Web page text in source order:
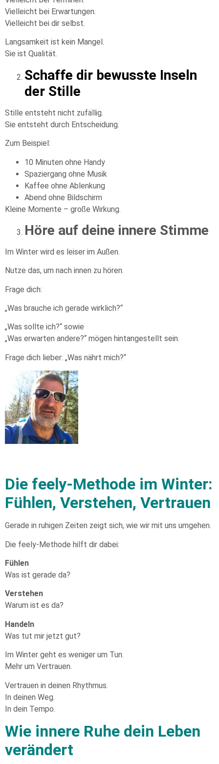
Vielleicht bei Erwartungen.
Vielleicht bei dir selbst.
Langsamkeit ist kein Mangel.
Sie ist Qualität.
Schaffe dir bewusste Inseln
der Stille
Stille entsteht nicht zufällig.
Sie entsteht durch Entscheidung.
Zum Beispiel:
10 Minuten ohne Handy
Spaziergang ohne Musik
Kaffee ohne Ablenkung
Abend ohne Bildschirm
Kleine Momente – große Wirkung.
Höre auf deine innere Stimme
Im Winter wird es leiser im Außen.
Nutze das, um nach innen zu hören.
Frage dich:
„Was brauche ich gerade wirklich?“
„Was sollte ich?“ sowie
„Was erwarten andere?“ mögen hintangestellt sein.
Frage dich lieber: „Was nährt mich?“
Die feely-Methode im Winter:
Fühlen, Verstehen, Vertrauen
Gerade in ruhigen Zeiten zeigt sich, wie wir mit uns umgehen.
Die feely-Methode hilft dir dabei:
Fühlen
Was ist gerade da?
Verstehen
Warum ist es da?
Handeln
Was tut mir jetzt gut?
Im Winter geht es weniger um Tun.
Mehr um Vertrauen.
Vertrauen in deinen Rhythmus.
In deinen Weg.
In dein Tempo.
Wie innere Ruhe dein Leben
verändert